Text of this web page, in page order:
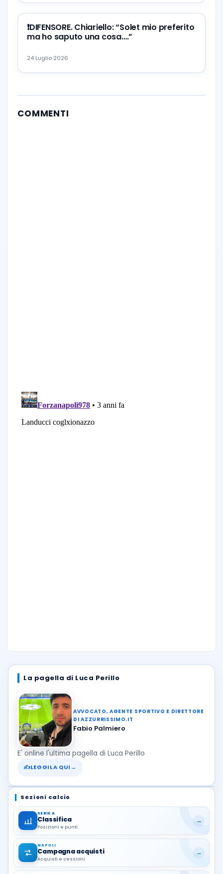
❗️DIFENSORE. Chiariello: “Solet mio preferito
ma ho saputo una cosa….”
24 Luglio 2026
COMMENTI
La pagella di Luca Perillo
AVVOCATO, AGENTE SPORTIVO E DIRETTORE
DI AZZURRISSIMO.IT
Fabio Palmiero
E' online l'ultima pagella di Luca Perillo
✍LEGGILA QUI →
Sezioni calcio
SERIE A
Classifica
Posizioni e punti
→
NAPOLI
Campagna acquisti
Acquisti e cessioni
→